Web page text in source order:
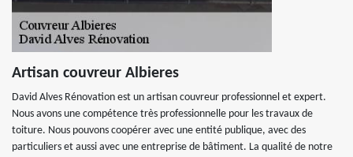
Artisan couvreur Albieres
David Alves Rénovation est un artisan couvreur professionnel et expert.
Nous avons une compétence très professionnelle pour les travaux de
toiture. Nous pouvons coopérer avec une entité publique, avec des
particuliers et aussi avec une entreprise de bâtiment. La qualité de notre